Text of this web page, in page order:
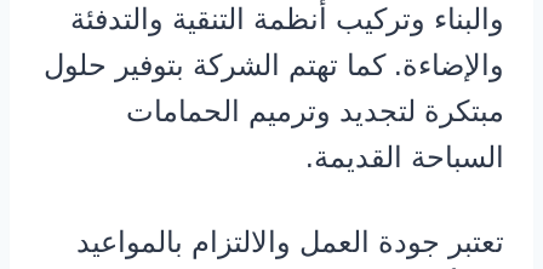
والبناء وتركيب أنظمة التنقية والتدفئة
والإضاءة. كما تهتم الشركة بتوفير حلول
مبتكرة لتجديد وترميم الحمامات
السباحة القديمة.
تعتبر جودة العمل والالتزام بالمواعيد